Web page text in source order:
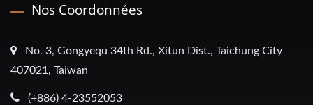
Nos Coordonnées
No. 3, Gongyequ 34th Rd., Xitun Dist., Taichung City
407021, Taiwan
(+886) 4-23552053